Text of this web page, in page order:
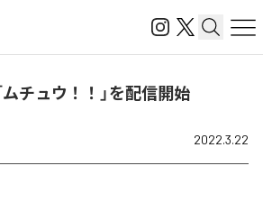
チュウ！！」を配信開始
2022.3.22